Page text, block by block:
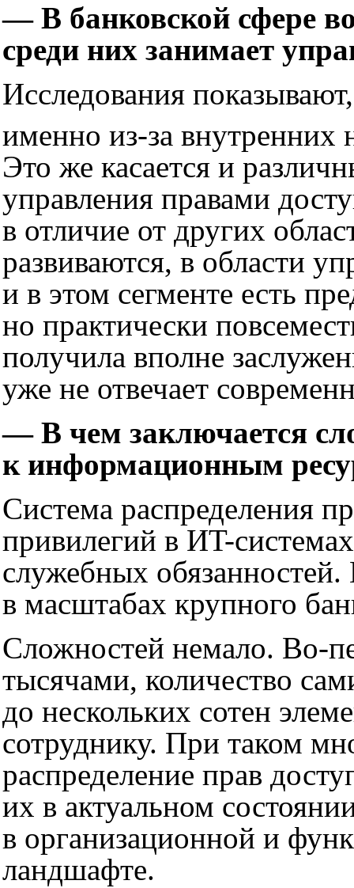
— В банковской сфере
среди них занимает
Исследования
именно из-за внутренних
Это же касается и
управления правами
в отличие от других
развиваются, в области
и в этом сегменте есть
но практически
получила вполне
уже не отвечает
— В чем заключается
к информационным
Система распределения
привилегий в ИT-
служебных
в масштабах крупного
Сложностей немало. Во-
тысячами, количество
до нескольких сотен
сотруднику. При таком
распределение прав
их в актуальном
в организационной и
ландшафте.